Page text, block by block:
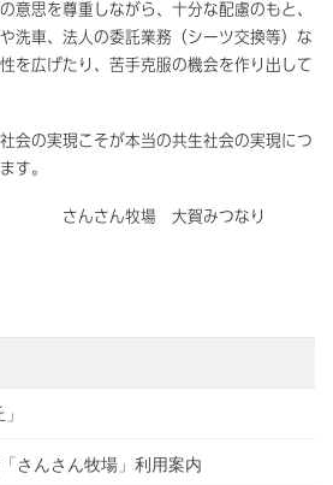
意思を尊重しながら、十分な配慮のもと、
洗車、法人の委託業務（シーツ交換等）な
を広げたり、苦手克服の機会を作り出して
会の実現こそが本当の共生社会の実現につ
す。
大賀みつなり
さんさん牧場」利用案内